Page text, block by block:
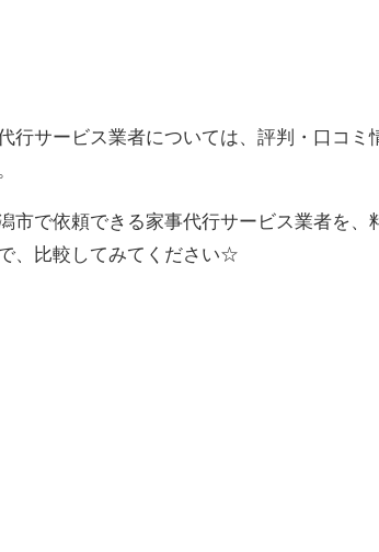
行サービス業者については、評判・口コミ
市で依頼できる家事代行サービス業者を
、比較してみてください☆